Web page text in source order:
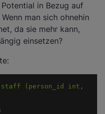
in Bezug auf
man sich ohnehin
da sie mehr kann,
einsetzen?
staff (person_id int,